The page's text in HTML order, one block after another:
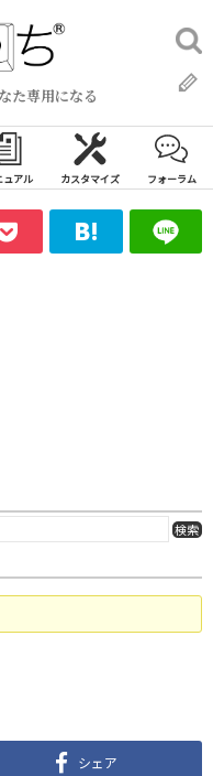
た専用になる
検
索:
ュアル カスタマイズ フォーラム
シェア